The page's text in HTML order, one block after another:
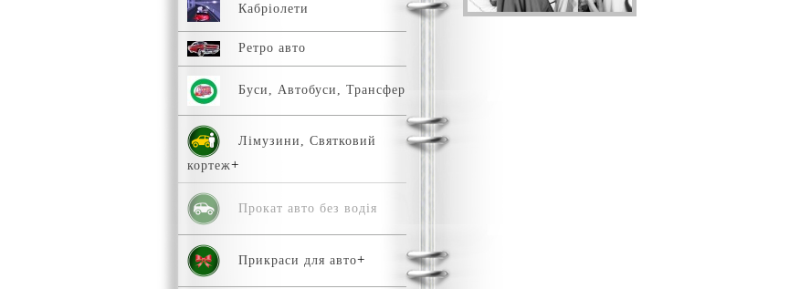
Кабріолети
Ретро авто
Буси, Автобуси, Трансфер
Лімузини, Святковий
кортеж
Прокат авто без водія
Прикраси для авто